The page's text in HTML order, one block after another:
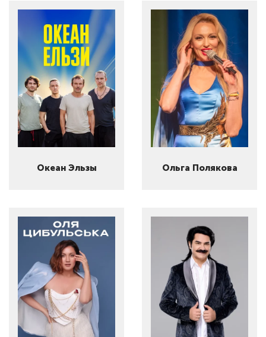
Океан Эльзы Ольга Полякова